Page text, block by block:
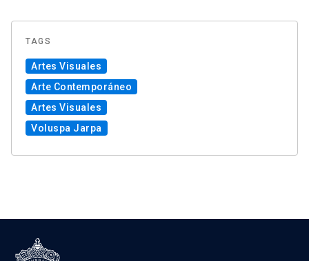
TAGS
Artes Visuales
Arte Contemporáneo
Artes Visuales
Voluspa Jarpa